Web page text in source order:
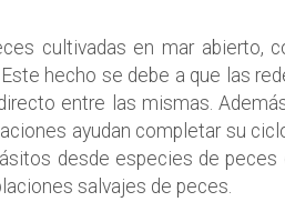
cultivadas en mar abierto,
hecho se debe a que las
entre las mismas.
ayudan completar su
desde especies de peces
salvajes de peces.